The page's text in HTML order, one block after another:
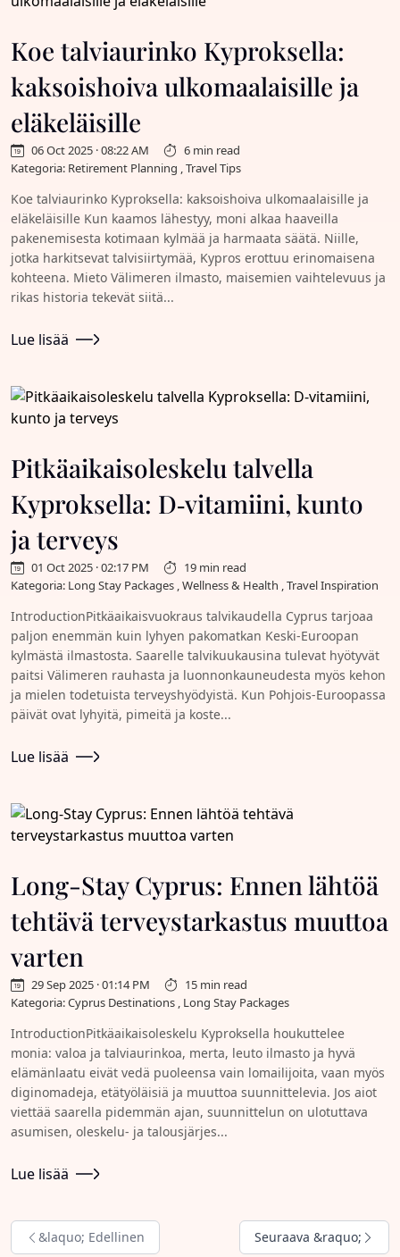
Koe talviaurinko Kyproksella:
kaksoishoiva ulkomaalaisille ja
eläkeläisille
06 Oct 2025 · 08:22 AM
6 min read
Kategoria: Retirement Planning , Travel Tips
Koe talviaurinko Kyproksella: kaksoishoiva ulkomaalaisille ja
eläkeläisille Kun kaamos lähestyy, moni alkaa haaveilla
pakenemisesta kotimaan kylmää ja harmaata säätä. Niille,
jotka harkitsevat talvisiirtymää, Kypros erottuu erinomaisena
kohteena. Mieto Välimeren ilmasto, maisemien vaihtelevuus ja
rikas historia tekevät siitä...
Lue lisää
Pitkäaikaisoleskelu talvella
Kyproksella: D‑vitamiini, kunto
ja terveys
01 Oct 2025 · 02:17 PM
19 min read
Kategoria: Long Stay Packages , Wellness & Health , Travel Inspiration
IntroductionPitkäaikaisvuokraus talvikaudella Cyprus tarjoaa
paljon enemmän kuin lyhyen pakomatkan Keski-Euroopan
kylmästä ilmastosta. Saarelle talvikuukausina tulevat hyötyvät
paitsi Välimeren rauhasta ja luonnonkauneudesta myös kehon
ja mielen todetuista terveyshyödyistä. Kun Pohjois-Euroopassa
päivät ovat lyhyitä, pimeitä ja koste...
Lue lisää
Long-Stay Cyprus: Ennen lähtöä
tehtävä terveystarkastus muuttoa
varten
29 Sep 2025 · 01:14 PM
15 min read
Kategoria: Cyprus Destinations , Long Stay Packages
IntroductionPitkäaikaisoleskelu Kyproksella houkuttelee
monia: valoa ja talviaurinkoa, merta, leuto ilmasto ja hyvä
elämänlaatu eivät vedä puoleensa vain lomailijoita, vaan myös
diginomadeja, etätyöläisiä ja muuttoa suunnittelevia. Jos aiot
viettää saarella pidemmän ajan, suunnittelun on ulotuttava
asumisen, oleskelu- ja talousjärjes...
Lue lisää
&laquo; Edellinen Seuraava &raquo;